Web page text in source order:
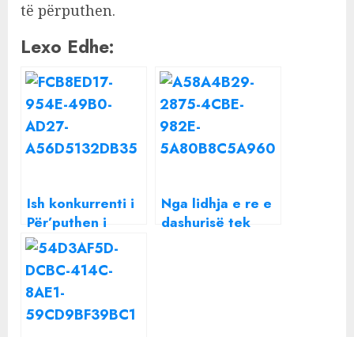
të përputhen.
Lexo Edhe:
Ish konkurrenti i
Për’puthen i
dashuruar me
Beatrix? Xhaferi:
Mund të ketë
diçka…
Nga lidhja e re e
dashurisë tek